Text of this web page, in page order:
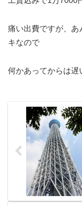
痛い出費ですが、あ
キなので
何かあってからは遅